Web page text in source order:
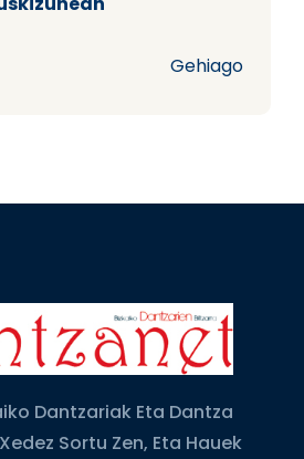
Gehiago
Dantzariak Eta Dantza
Sortu Zen, Eta Hauek